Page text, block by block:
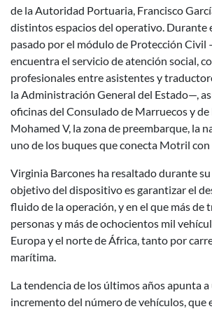
de la Autoridad Portuaria, Francisco
distintos espacios del operativo. Durante
pasado por el módulo de Protección Civil
encuentra el servicio de atención social,
profesionales entre asistentes y
la Administración General del Estado—,
oficinas del Consulado de Marruecos y de
Mohamed V, la zona de preembarque, la
uno de los buques que conecta Motril
Virginia Barcones ha resaltado durante
objetivo del dispositivo es garantizar el
fluido de la operación, y en el que más de
personas y más de ochocientos mil
Europa y el norte de África, tanto por
marítima.
La tendencia de los últimos años apunta
incremento del número de vehículos, que